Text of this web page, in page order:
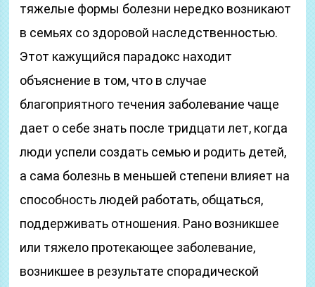
тяжелые формы болезни нередко возникают
в семьях со здоровой наследственностью.
Этот кажущийся парадокс находит
объяснение в том, что в случае
благоприятного течения заболевание чаще
дает о себе знать после тридцати лет, когда
люди успели создать семью и родить детей,
а сама болезнь в меньшей степени влияет на
способность людей работать, общаться,
поддерживать отношения. Рано возникшее
или тяжело протекающее заболевание,
возникшее в результате спорадической